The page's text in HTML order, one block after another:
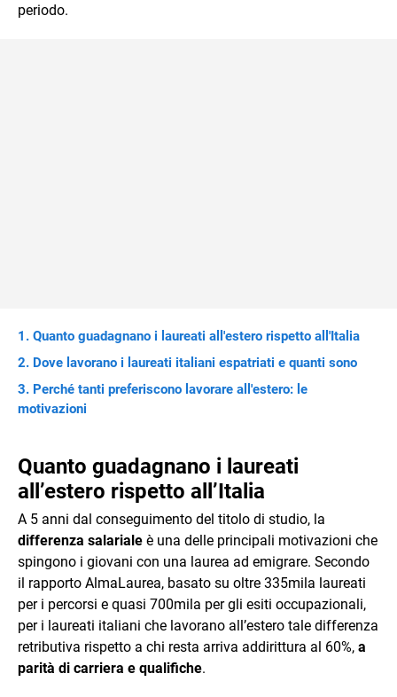
periodo.
Quanto guadagnano i laureati all'estero rispetto all'Italia
Dove lavorano i laureati italiani espatriati e quanti sono
Perché tanti preferiscono lavorare all'estero: le
motivazioni
Quanto guadagnano i laureati
all’estero rispetto all’Italia
A 5 anni dal conseguimento del titolo di studio, la
differenza salariale è una delle principali motivazioni che
spingono i giovani con una laurea ad emigrare. Secondo
il rapporto AlmaLaurea, basato su oltre 335mila laureati
per i percorsi e quasi 700mila per gli esiti occupazionali,
per i laureati italiani che lavorano all’estero tale differenza
retributiva rispetto a chi resta arriva addirittura al 60%, a
parità di carriera e qualifiche.